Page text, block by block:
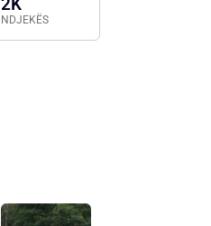
NDJEKËS